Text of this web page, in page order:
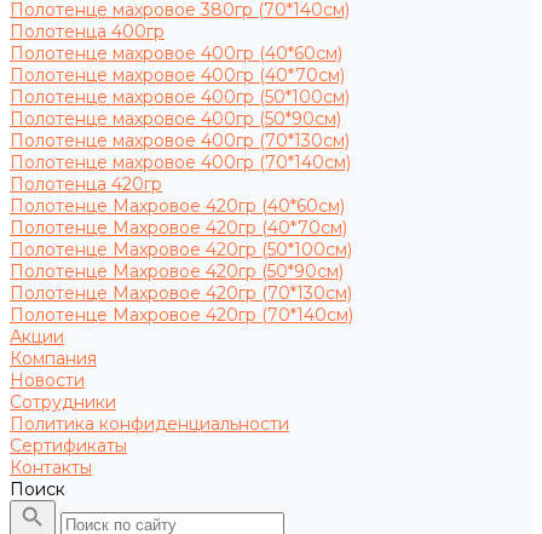
Полотенце махровое 380гр (70*140см)
Полотенца 400гр
Полотенце махровое 400гр (40*60см)
Полотенце махровое 400гр (40*70см)
Полотенце махровое 400гр (50*100см)
Полотенце махровое 400гр (50*90см)
Полотенце махровое 400гр (70*130см)
Полотенце махровое 400гр (70*140см)
Полотенца 420гр
Полотенце Махровое 420гр (40*60см)
Полотенце Махровое 420гр (40*70см)
Полотенце Махровое 420гр (50*100см)
Полотенце Махровое 420гр (50*90см)
Полотенце Махровое 420гр (70*130см)
Полотенце Махровое 420гр (70*140см)
Акции
Компания
Новости
Сотрудники
Политика конфиденциальности
Сертификаты
Контакты
Поиск